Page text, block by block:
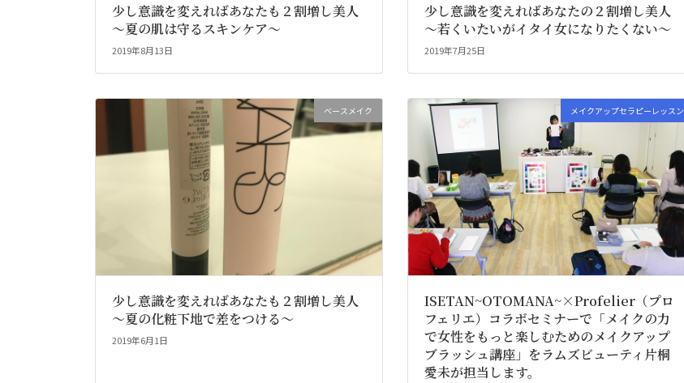
少し意識を変えればあなたも２割増し美人
～夏の肌は守るスキンケア～
2019年8月13日
少し意識を変えればあなたの２割増し美人
～若くいたいがイタイ女になりたくない～
2019年7月25日
ベースメイク
少し意識を変えればあなたも２割増し美人
～夏の化粧下地で差をつける～
2019年6月1日
メイクアップセラピーレッスン
ISETAN~OTOMANA~×Profelier（プロ
フェリエ）コラボセミナーで「メイクの力
で女性をもっと楽しむためのメイクアップ
ブラッシュ講座」をラムズビューティ片桐
愛未が担当します。